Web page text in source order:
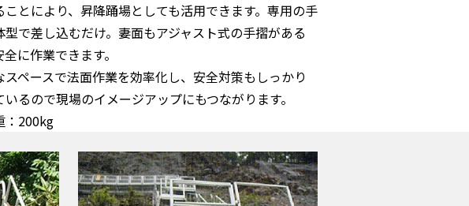
ことにより、昇降踊場としても活用できます。専用の手
型で差し込むだけ。妻面もアジャスト式の手摺がある
に作業できます。
スペースで法面作業を効率化し、安全対策もしっかり
るので現場のイメージアップにもつながります。
：200kg